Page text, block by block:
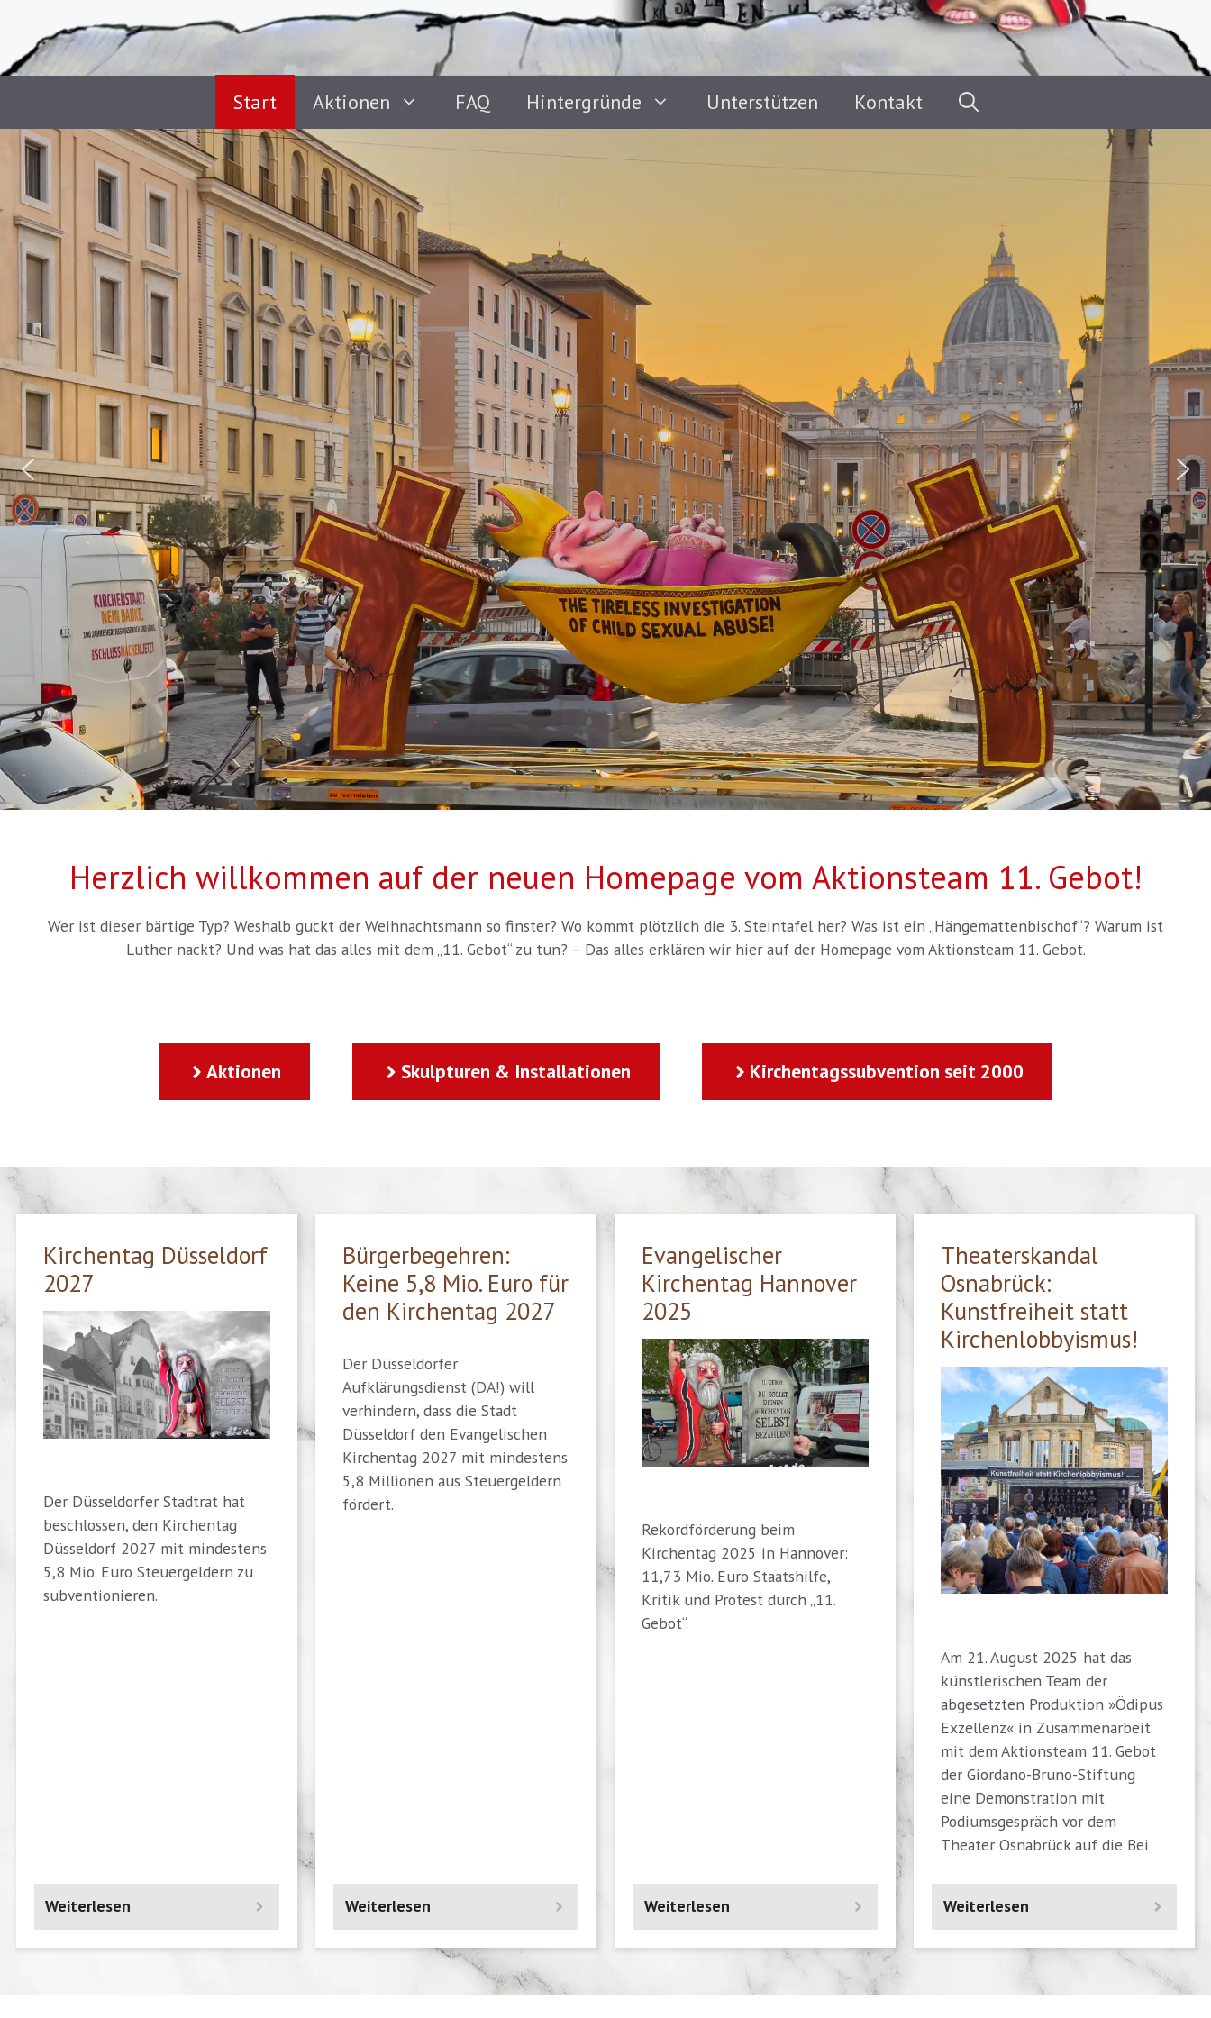
Start Aktionen FAQ Hintergründe Unterstützen Kontakt
Herzlich willkommen auf der neuen Homepage vom Aktionsteam 11. Gebot!
Wer ist dieser bärtige Typ? Weshalb guckt der Weihnachtsmann so finster? Wo kommt plötzlich die 3. Steintafel her? Was ist ein „Hängemattenbischof“? Warum ist
Luther nackt? Und was hat das alles mit dem „11. Gebot“ zu tun? – Das alles erklären wir hier auf der Homepage vom Aktionsteam 11. Gebot.
Aktionen Skulpturen & Installationen Kirchentagssubvention seit 2000
Kirchentag Düsseldorf
2027
Der Düsseldorfer Stadtrat hat
beschlossen, den Kirchentag
Düsseldorf 2027 mit mindestens
5,8 Mio. Euro Steuergeldern zu
subventionieren.
Weiterlesen
Bürgerbegehren:
Keine 5,8 Mio. Euro für
den Kirchentag 2027
Der Düsseldorfer
Aufklärungsdienst (DA!) will
verhindern, dass die Stadt
Düsseldorf den Evangelischen
Kirchentag 2027 mit mindestens
5,8 Millionen aus Steuergeldern
fördert.
Weiterlesen
Evangelischer
Kirchentag Hannover
2025
Rekordförderung beim
Kirchentag 2025 in Hannover:
11,73 Mio. Euro Staatshilfe,
Kritik und Protest durch „11.
Gebot“.
Weiterlesen
Theaterskandal
Osnabrück:
Kunstfreiheit statt
Kirchenlobbyismus!
Am 21. August 2025 hat das
künstlerischen Team der
abgesetzten Produktion »Ödipus
Exzellenz« in Zusammenarbeit
mit dem Aktionsteam 11. Gebot
der Giordano-Bruno-Stiftung
eine Demonstration mit
Podiumsgespräch vor dem
Theater Osnabrück auf die Bei
Weiterlesen